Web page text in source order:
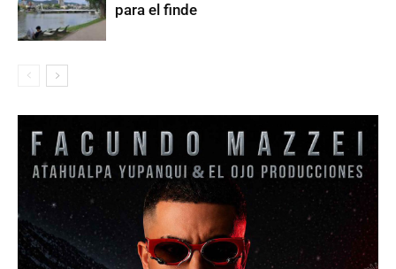
para el finde